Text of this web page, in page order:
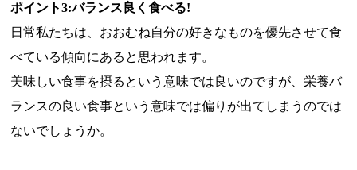
ポイント3:バランス良く食べる!
日常私たちは、おおむね自分の好きなものを優先させて食
べている傾向にあると思われます。
美味しい食事を摂るという意味では良いのですが、栄養バ
ランスの良い食事という意味では偏りが出てしまうのでは
ないでしょうか。